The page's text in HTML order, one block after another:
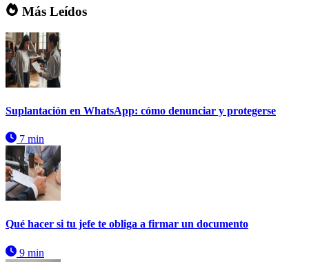
Más Leídos
Suplantación en WhatsApp: cómo denunciar y protegerse
7 min
Qué hacer si tu jefe te obliga a firmar un documento
9 min